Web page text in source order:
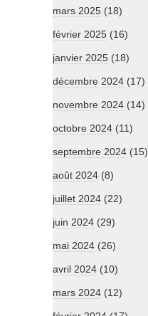
mars 2025 (18)
février 2025 (16)
janvier 2025 (18)
décembre 2024 (17)
novembre 2024 (14)
octobre 2024 (11)
septembre 2024 (15)
août 2024 (8)
juillet 2024 (22)
juin 2024 (29)
mai 2024 (26)
avril 2024 (10)
mars 2024 (12)